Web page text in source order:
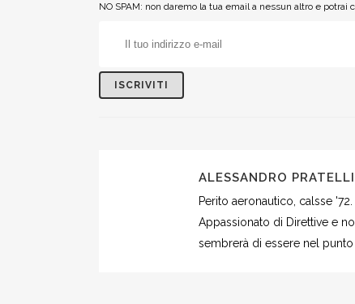
NO SPAM: non daremo la tua email a nessun altro e
ALESSANDRO PRATELLI
Perito aeronautico, calsse
Appassionato di Direttive e
sembrerà di essere nel punto